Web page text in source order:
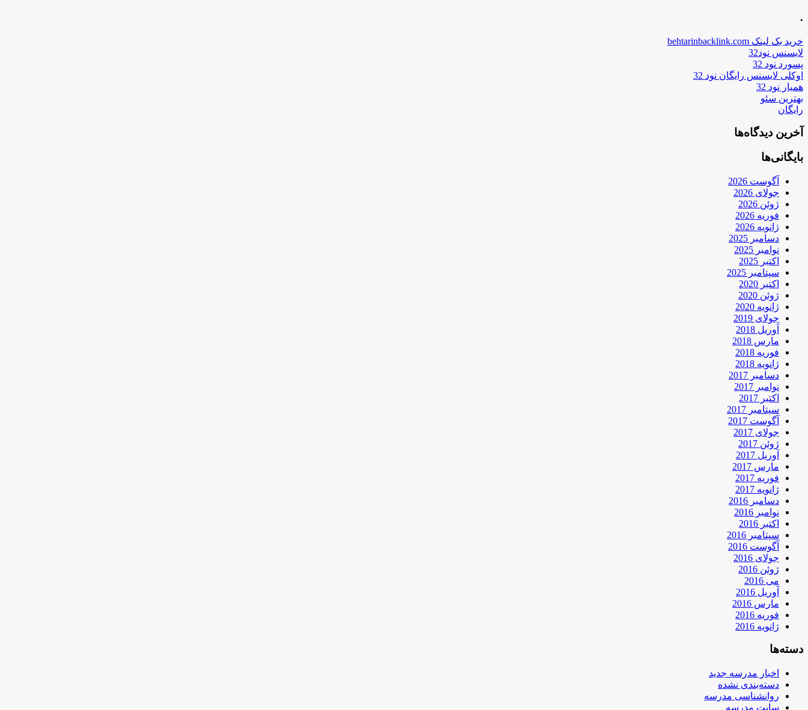
.
خرید بک لینک behtarinbacklink.com
لایسنس نود32
پسورد نود 32
اوکلی لایسنس رایگان نود 32
همیار نود 32
بهترین سئو
رایگان
آخرین دیدگاه‌ها
بایگانی‌ها
آگوست 2026
جولای 2026
ژوئن 2026
فوریه 2026
ژانویه 2026
دسامبر 2025
نوامبر 2025
اکتبر 2025
سپتامبر 2025
اکتبر 2020
ژوئن 2020
ژانویه 2020
جولای 2019
آوریل 2018
مارس 2018
فوریه 2018
ژانویه 2018
دسامبر 2017
نوامبر 2017
اکتبر 2017
سپتامبر 2017
آگوست 2017
جولای 2017
ژوئن 2017
آوریل 2017
مارس 2017
فوریه 2017
ژانویه 2017
دسامبر 2016
نوامبر 2016
اکتبر 2016
سپتامبر 2016
آگوست 2016
جولای 2016
ژوئن 2016
می 2016
آوریل 2016
مارس 2016
فوریه 2016
ژانویه 2016
دسته‌ها
اخبار مدرسه جدید
دسته‌بندی نشده
روانشناسی مدرسه
سایت مدرسه